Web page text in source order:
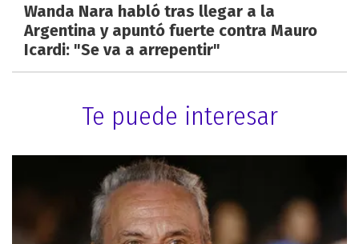
Wanda Nara habló tras llegar a la
Argentina y apuntó fuerte contra Mauro
Icardi: "Se va a arrepentir"
Te puede interesar